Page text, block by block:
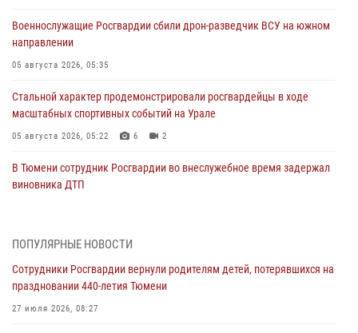
Военнослужащие Росгвардии сбили дрон-разведчик ВСУ на южном
направлении
05 августа 2026, 05:35
Стальной характер продемонстрировали росгвардейцы в ходе
масштабных спортивных событий на Урале
05 августа 2026, 05:22 6 2
В Тюмени сотрудник Росгвардии во внеслужебное время задержал
виновника ДТП
Со 101-м Днём рождения поздравили сотрудники Росгвардии
04 августа 2026, 11:07
Спецназ Росгвардии провел комплексную тренировку в полевых
ПОПУЛЯРНЫЕ НОВОСТИ
Сотрудники Росгвардии вернули родителям детей, потерявшихся на
праздновании 440-летия Тюмени
27 июля 2026, 08:27